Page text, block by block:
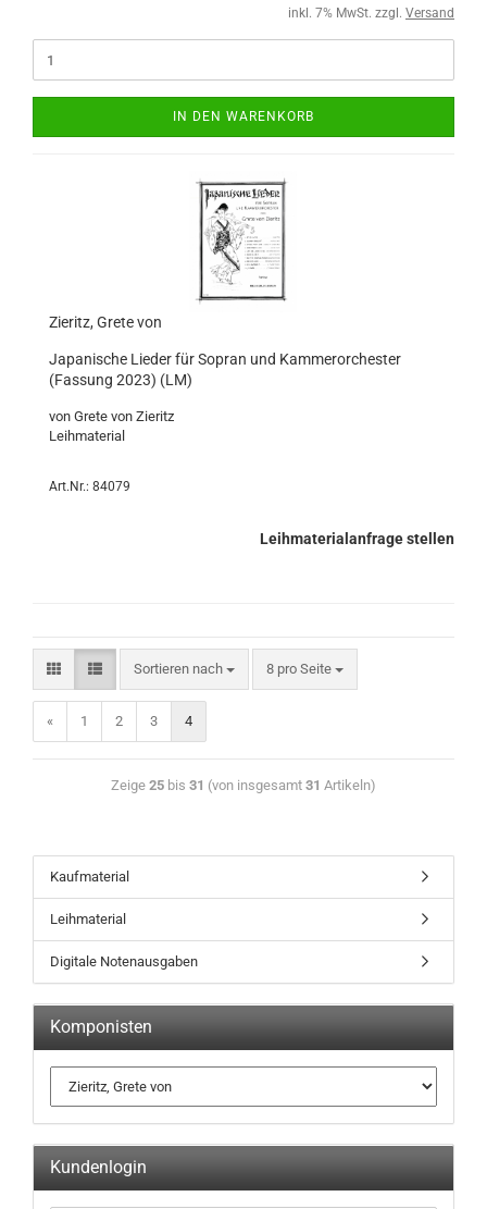
inkl. 7% MwSt. zzgl. Versand
IN DEN WARENKORB
Zieritz, Grete von
Japanische Lieder für Sopran und Kammerorchester
(Fassung 2023) (LM)
von Grete von Zieritz
Leihmaterial
Art.Nr.: 84079
Leihmaterialanfrage stellen
Sortieren nach 8 pro Seite
« 1 2 3 4
Zeige 25 bis 31 (von insgesamt 31 Artikeln)
Kaufmaterial
Leihmaterial
Digitale Notenausgaben
Komponisten
Kundenlogin